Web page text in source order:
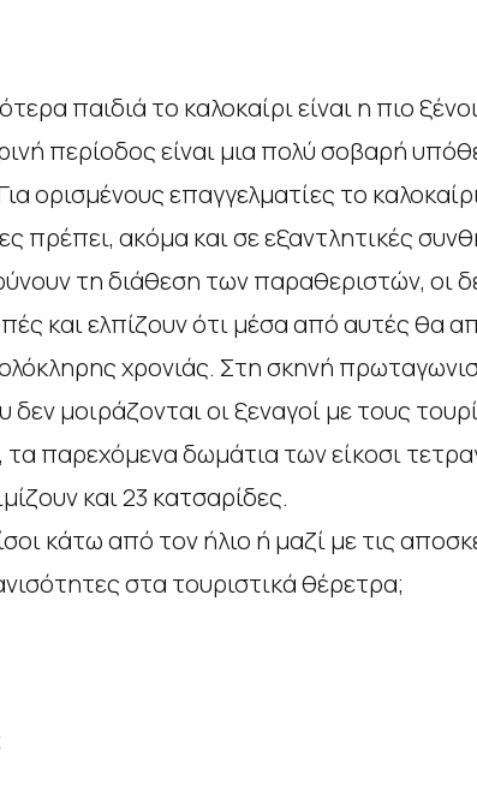
παιδιά το καλοκαίρι είναι η πιο
περίοδος είναι μια πολύ σοβαρή
ορισμένους επαγγελματίες το
πρέπει, ακόμα και σε εξαντλητικές
τη διάθεση των παραθεριστών, οι
και ελπίζουν ότι μέσα από αυτές θα
χρονιάς. Στη σκηνή
δεν μοιράζονται οι ξεναγοί με τους
τα παρεχόμενα δωμάτια των είκοσι
και 23 κατσαρίδες.
κάτω από τον ήλιο ή μαζί με τις
στα τουριστικά θέρετρα;